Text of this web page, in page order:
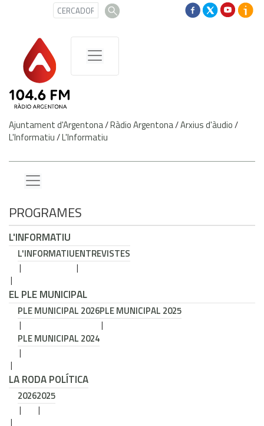
Ajuntament d'Argentona/Ràdio Argentona/Arxius d'àudio/
L'Informatiu/L'Informatiu
PROGRAMES
L'INFORMATIU
L'INFORMATIUENTREVISTES
EL PLE MUNICIPAL
PLE MUNICIPAL 2026PLE MUNICIPAL 2025
PLE MUNICIPAL 2024
LA RODA POLÍTICA
20262025